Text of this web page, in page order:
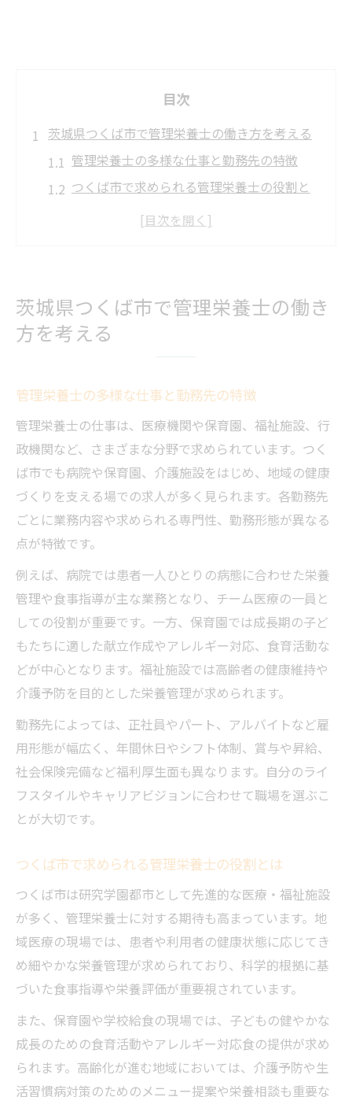
目次
茨城県つくば市で管理栄養士の働き方を考える
管理栄養士の多様な仕事と勤務先の特徴
つくば市で求められる管理栄養士の役割と
ワークライフバランス重視なら管理栄養士の転
職も安心
め方
ワークライフバランスと管理栄養士の求人
傾向
家庭と両立しやすい管理栄養士の仕事選び
管理栄養士に人気の福利厚生と制度の特徴
残業や休日事情から見る管理栄養士の現状
病院や福祉施設における管理栄養士の業務比較
病院勤務と福祉施設勤務の管理栄養士の違
い
管理栄養士が担う業務内容の具体的な比較
福祉施設で求められる管理栄養士の専門性
病院の管理栄養士が重視するポイントとは
管理栄養士の業務負担とやりがいのバラン
ス
保育園勤務の管理栄養士に求められるスキルと
は
保育園で活躍する管理栄養士の仕事内容
実際
保育園求人に見る管理栄養士のスキル要件
子どもと関わる管理栄養士のやりがいと課
題
管理栄養士が保育園で求められるコミュニ
ケーション力
年収や待遇面で選ぶ管理栄養士の求人動向
管理栄養士求人の年収相場と待遇の実態
管理栄養士が注目したい福利厚生や賞与事
情
茨城県つくば市で管理栄養士の働き
方を考える
管理栄養士の多様な仕事と勤務先の特徴
管理栄養士の仕事は、医療機関や保育園、福祉施設、行
政機関など、さまざまな分野で求められています。つく
ば市でも病院や保育園、介護施設をはじめ、地域の健康
づくりを支える場での求人が多く見られます。各勤務先
ごとに業務内容や求められる専門性、勤務形態が異なる
点が特徴です。
例えば、病院では患者一人ひとりの病態に合わせた栄養
管理や食事指導が主な業務となり、チーム医療の一員と
しての役割が重要です。一方、保育園では成長期の子ど
もたちに適した献立作成やアレルギー対応、食育活動な
どが中心となります。福祉施設では高齢者の健康維持や
介護予防を目的とした栄養管理が求められます。
勤務先によっては、正社員やパート、アルバイトなど雇
用形態が幅広く、年間休日やシフト体制、賞与や昇給、
社会保険完備など福利厚生面も異なります。自分のライ
フスタイルやキャリアビジョンに合わせて職場を選ぶこ
とが大切です。
つくば市で求められる管理栄養士の役割とは
つくば市は研究学園都市として先進的な医療・福祉施設
が多く、管理栄養士に対する期待も高まっています。地
域医療の現場では、患者や利用者の健康状態に応じてき
め細やかな栄養管理が求められており、科学的根拠に基
づいた食事指導や栄養評価が重要視されています。
また、保育園や学校給食の現場では、子どもの健やかな
成長のための食育活動やアレルギー対応食の提供が求め
られます。高齢化が進む地域においては、介護予防や生
活習慣病対策のためのメニュー提案や栄養相談も重要な